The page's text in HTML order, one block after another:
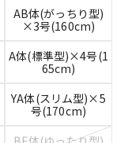
AB体(がっちり型)
×3号(160cm)
A体(標準型)×4号(1
65cm)
YA体(スリム型)×5
号(170cm)